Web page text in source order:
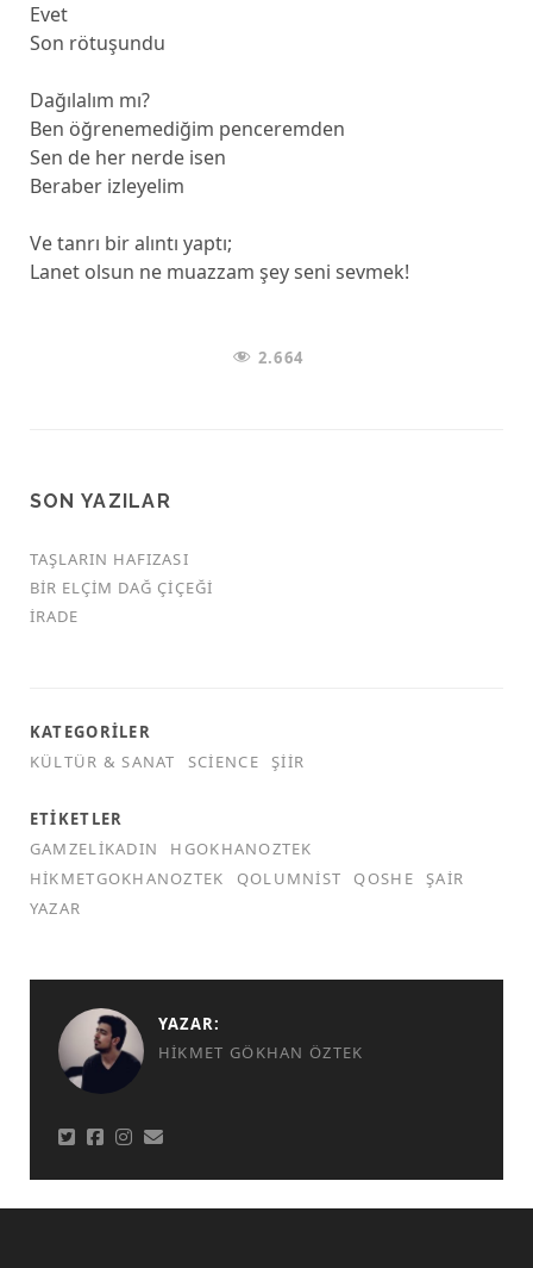
Evet
Son rötuşundu
Dağılalım mı?
Ben öğrenemediğim penceremden
Sen de her nerde isen
Beraber izleyelim
Ve tanrı bir alıntı yaptı;
Lanet olsun ne muazzam şey seni sevmek!
2.664
SON YAZILAR
TAŞLARIN HAFIZASI
BIR ELÇIM DAĞ ÇIÇEĞI
İRADE
KATEGORILER
KÜLTÜR & SANAT
SCIENCE ŞIIR
ETIKETLER
GAMZELIKADIN
HGOKHANOZTEK
HIKMETGOKHANOZTEK
QOLUMNIST QOSHE
ŞAIR
YAZAR
YAZAR:
HIKMET GÖKHAN ÖZTEK